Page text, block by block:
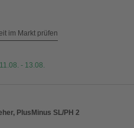
im Markt prüfen
- 13.08.
PlusMinus SL/PH 2